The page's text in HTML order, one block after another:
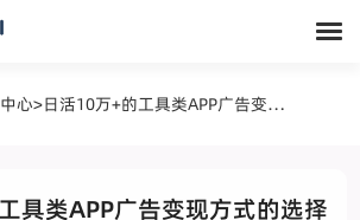
心> 日活10万+的工具类APP广告变现方式的选择
具类APP广告变现方式的选择